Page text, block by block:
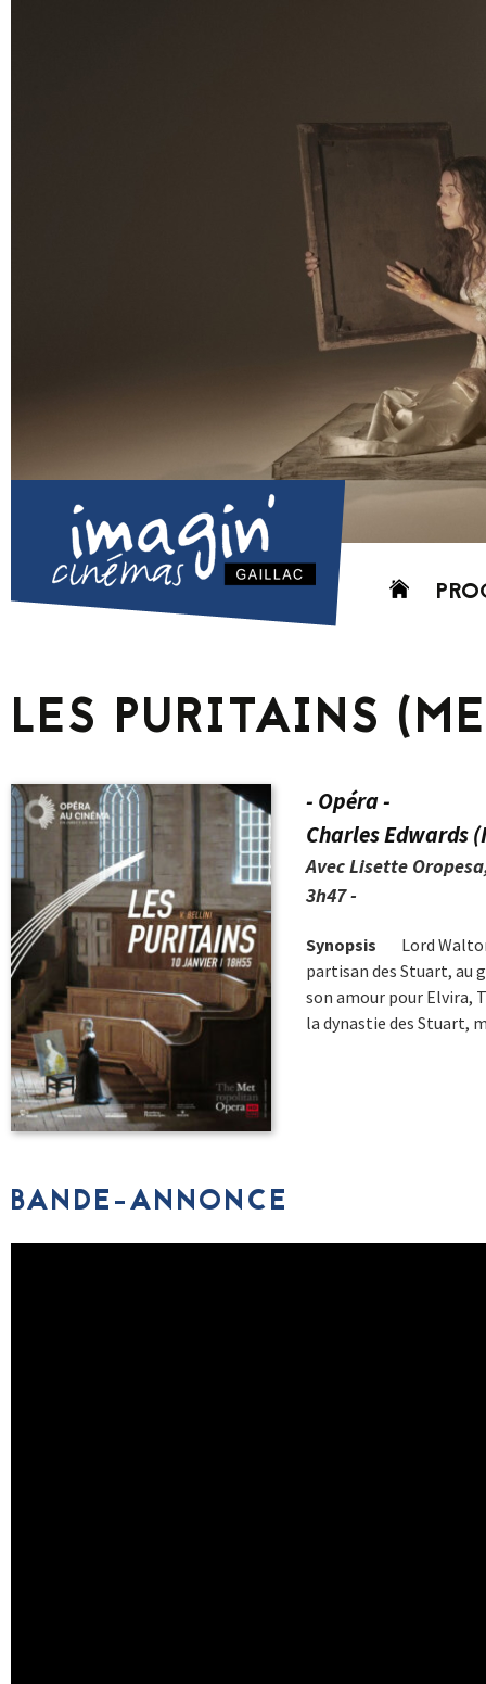
Aller
LES PURITAINS
- Opéra -
Charles Edwards
Avec Lisette
3h47 -
Synopsis
Lord
partisan des Stuart, au
son amour pour Elvira,
la dynastie des Stuart,
BANDE-ANNONCE